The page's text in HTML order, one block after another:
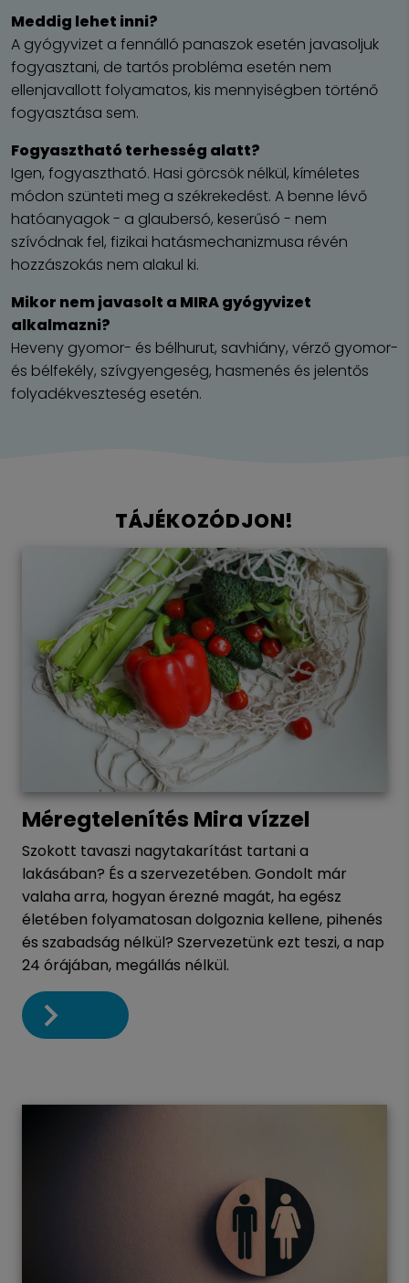
Meddig lehet inni?
A gyógyvizet a fennálló panaszok esetén javasoljuk
fogyasztani, de tartós probléma esetén nem
ellenjavallott folyamatos, kis mennyiségben történő
fogyasztása sem.
Fogyasztható terhesség alatt?
Igen, fogyasztható. Hasi görcsök nélkül, kíméletes
módon szünteti meg a székrekedést. A benne lévő
hatóanyagok - a glaubersó, keserűsó - nem
szívódnak fel, fizikai hatásmechanizmusa révén
hozzászokás nem alakul ki.
Mikor nem javasolt a MIRA gyógyvizet
alkalmazni?
Heveny gyomor- és bélhurut, savhiány, vérző gyomor-
és bélfekély, szívgyengeség, hasmenés és jelentős
folyadékveszteség esetén.
TÁJÉKOZÓDJON!
Méregtelenítés Mira vízzel
Szokott tavaszi nagytakarítást tartani a
lakásában? És a szervezetében. Gondolt már
valaha arra, hogyan érezné magát, ha egész
életében folyamatosan dolgoznia kellene, pihenés
és szabadság nélkül? Szervezetünk ezt teszi, a nap
24 órájában, megállás nélkül.